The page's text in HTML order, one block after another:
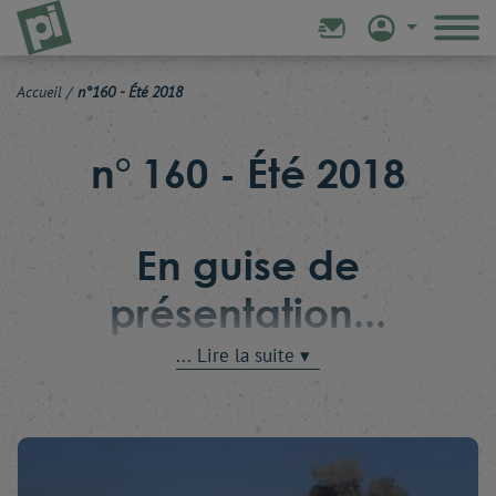
Accueil / n°160 - Été 2018
n° 160 - Été 2018
En guise de
présentation...
Ce Numéro d'été s'ouvre sur un stimulant entretien
révèle ce que sont les vrais objectifs de la France au
Moyen-Orient. Nous nous réjouissons que l'hôte du